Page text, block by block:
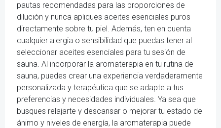
pautas recomendadas para las proporciones de
dilución y nunca apliques aceites esenciales puros
directamente sobre tu piel. Además, ten en cuenta
cualquier alergia o sensibilidad que puedas tener al
seleccionar aceites esenciales para tu sesión de
sauna. Al incorporar la aromaterapia en tu rutina de
sauna, puedes crear una experiencia verdaderamente
personalizada y terapéutica que se adapte a tus
preferencias y necesidades individuales. Ya sea que
busques relajarte y descansar o mejorar tu estado de
ánimo y niveles de energía, la aromaterapia puede